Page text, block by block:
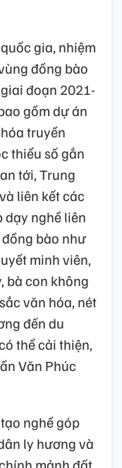
gia, nhiệm
đồng bào
đoạn 2021-
gồm dự án
truyền
thiểu số gắn
tới, Trung
liên kết các
dạy nghề liên
bào như
minh viên,
bà con không
văn hóa, nét
đến du
thể cải thiện,
Văn Phúc
nghề góp
ly hương và
mảnh đất